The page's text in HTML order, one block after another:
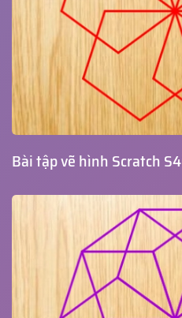
Bài tập vẽ hình Scratch